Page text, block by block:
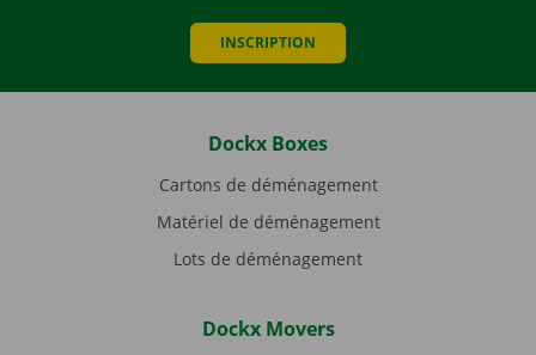
INSCRIPTION
Dockx Boxes
Cartons de déménagement
Matériel de déménagement
Lots de déménagement
Dockx Movers